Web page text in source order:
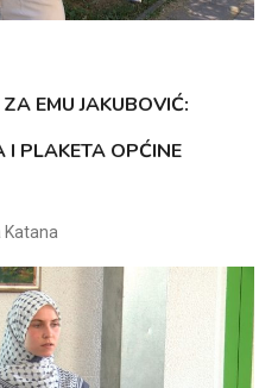
EMU JAKUBOVIĆ:
PLAKETA OPĆINE
Katana